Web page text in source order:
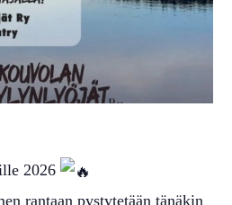
2026
rantaan pystytetään tänäkin